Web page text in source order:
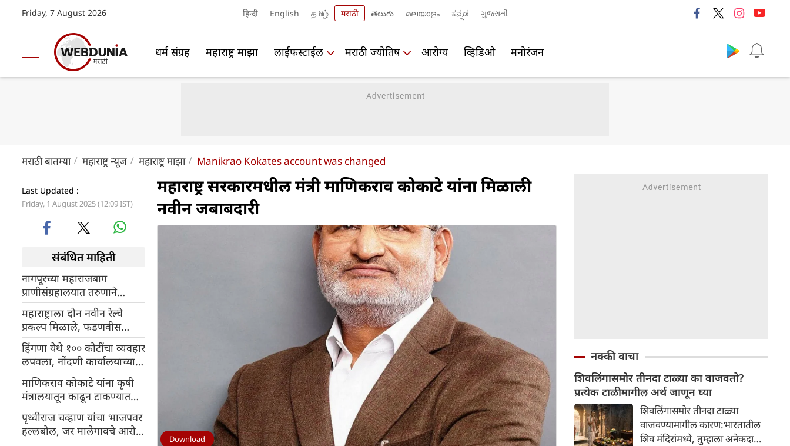
Friday, 7 August 2026 हिन्दी English தமிழ் मराठी తెలుగు മലയാളം ಕನ್ನಡ ગુજરાતી
धर्म संग्रह महाराष्ट्र माझा लाईफस्टाईल मराठी ज्योतिष आरोग्य व्हिडिओ मनोरंजन
मराठी बातम्या महाराष्ट्र न्यूज महाराष्ट्र माझा Manikrao Kokates account was changed
Last Updated :
Friday, 1 August 2025 (12:09 IST)
संबंधित माहिती
नागपूरच्या महाराजबाग
प्राणीसंग्रहालयात तरुणाने
वाघाच्या पिंजऱ्यात उडी टाकली
महाराष्ट्राला दोन नवीन रेल्वे
प्रकल्प मिळाले, फडणवीस
म्हणाले-"प्रत्येक ट्रॅक संतुलित
प्रगतीकडे एक पाऊल आहे"
हिंगणा येथे १०० कोटींचा व्यवहार
लपवला, नोंदणी कार्यालयाच्या
आयकर सर्वेक्षणात मोठा खुलासा
माणिकराव कोकाटे यांना कृषी
मंत्रालयातून काढून टाकण्यात
आले
पृथ्वीराज चव्हाण यांचा भाजपवर
हल्लबोल, जर मालेगावचे आरोपी
महाराष्ट्र सरकारमधील मंत्री माणिकराव कोकाटे यांना मिळाली
नवीन जबाबदारी
Download
नक्की वाचा
शिवलिंगासमोर तीनदा टाळ्या का वाजवतो?
प्रत्येक टाळीमागील अर्थ जाणून घ्या
शिवलिंगासमोर तीनदा टाळ्या
वाजवण्यामागील कारण:भारतातील
शिव मंदिरांमध्ये, तुम्हाला अनेकदा